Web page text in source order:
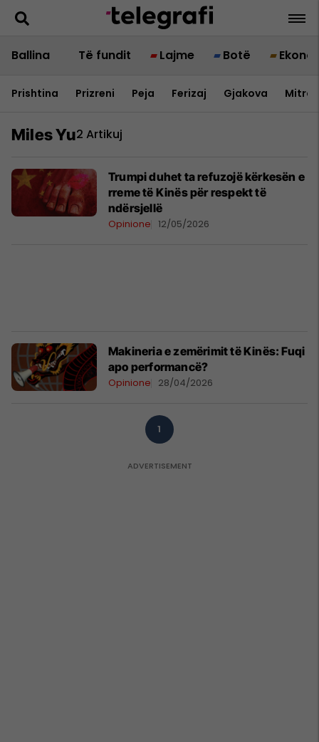
Ballina Të fundit Lajme Botë
Prishtina Prizreni Peja Ferizaj Gjakova
Miles Yu2 Artikuj
Trumpi duhet ta refuzojë kërkesën e
rreme të Kinës për respekt të
ndërsjellë
Opinione 12/05/2026
Makineria e zemërimit të Kinës: Fuqi
apo performancë?
Opinione 28/04/2026
1